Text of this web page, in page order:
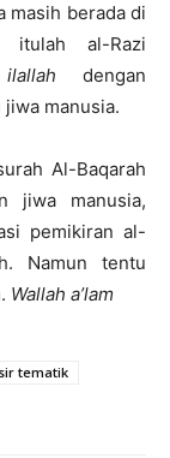
masih berada di
itulah al-Razi
ilallah dengan
manusia.
Al-Baqarah
jiwa manusia,
pemikiran al-
Namun tentu
Wallah a’lam
tematik